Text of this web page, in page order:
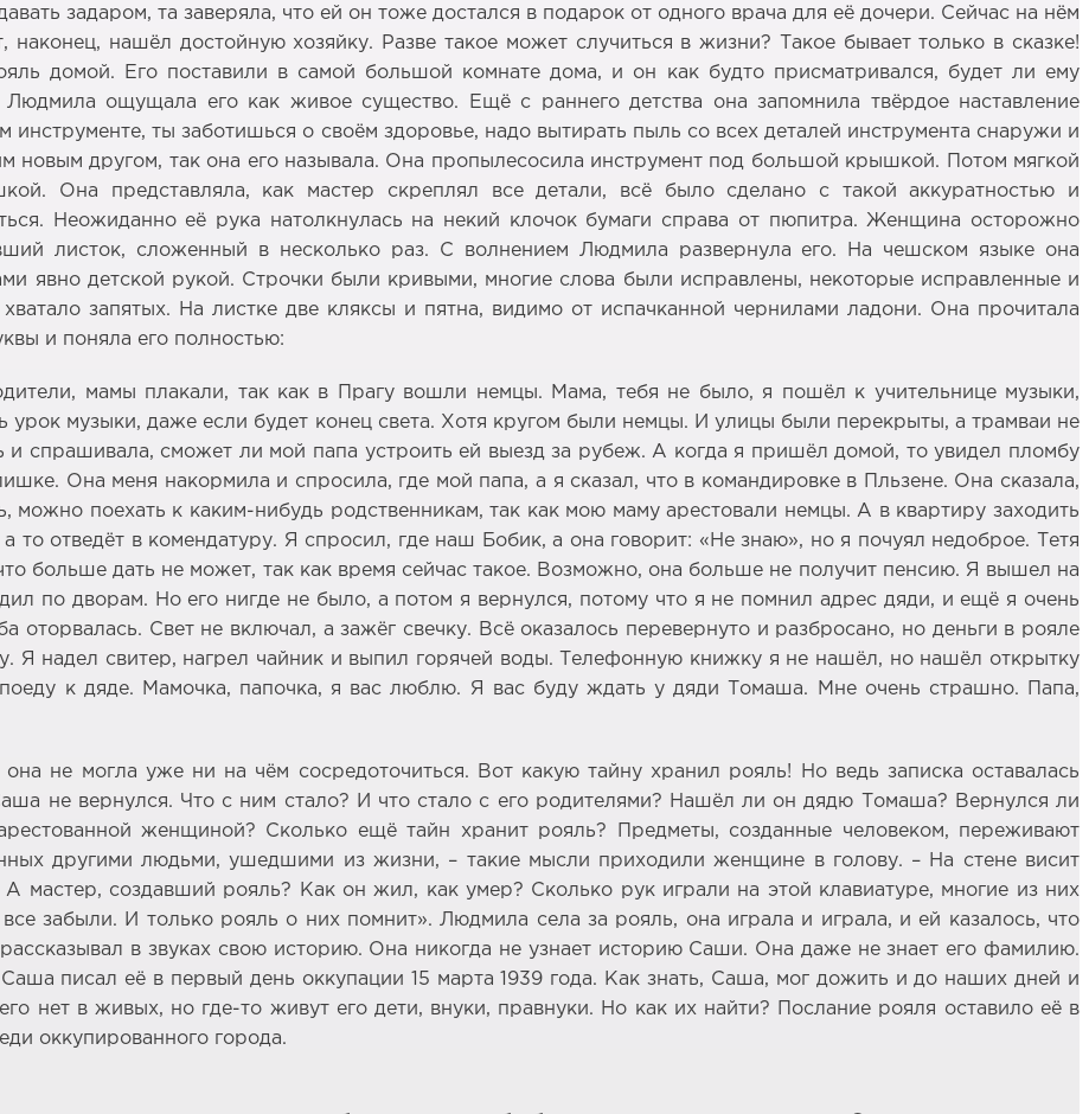
задаром, та заверяла, что ей он тоже достался в подарок от одного врача для её дочери. Сейчас на нём
наконец, нашёл достойную хозяйку. Разве такое может случиться в жизни? Такое бывает только в сказке!
домой. Его поставили в самой большой комнате дома, и он как будто присматривался, будет ли ему
ощущала его как живое существо. Ещё с раннего детства она запомнила твёрдое наставление
инструменте, ты заботишься о своём здоровье, надо вытирать пыль со всех деталей инструмента снаружи и
новым другом, так она его называла. Она пропылесосила инструмент под большой крышкой. Потом мягкой
Она представляла, как мастер скреплял все детали, всё было сделано с такой аккуратностью и
Неожиданно её рука натолкнулась на некий клочок бумаги справа от пюпитра. Женщина осторожно
листок, сложенный в несколько раз. С волнением Людмила развернула его. На чешском языке она
явно детской рукой. Строчки были кривыми, многие слова были исправлены, некоторые исправленные и
запятых. На листке две кляксы и пятна, видимо от испачканной чернилами ладони. Она прочитала
и поняла его полностью:
мамы плакали, так как в Прагу вошли немцы. Мама, тебя не было, я пошёл к учительнице музыки,
урок музыки, даже если будет конец света. Хотя кругом были немцы. И улицы были перекрыты, а трамваи не
спрашивала, сможет ли мой папа устроить ей выезд за рубеж. А когда я пришёл домой, то увидел пломбу
Она меня накормила и спросила, где мой папа, а я сказал, что в командировке в Пльзене. Она сказала,
можно поехать к каким-нибудь родственникам, так как мою маму арестовали немцы. А в квартиру заходить
то отведёт в комендатуру. Я спросил, где наш Бобик, а она говорит: «Не знаю», но я почуял недоброе. Тетя
больше дать не может, так как время сейчас такое. Возможно, она больше не получит пенсию. Я вышел на
по дворам. Но его нигде не было, а потом я вернулся, потому что я не помнил адрес дяди, и ещё я очень
Свет не включал, а зажёг свечку. Всё оказалось перевернуто и разбросано, но деньги в рояле
Я надел свитер, нагрел чайник и выпил горячей воды. Телефонную книжку я не нашёл, но нашёл открытку
к дяде. Мамочка, папочка, я вас люблю. Я вас буду ждать у дяди Томаша. Мне очень страшно. Папа,
не могла уже ни на чём сосредоточиться. Вот какую тайну хранил рояль! Но ведь записка оставалась
не вернулся. Что с ним стало? И что стало с его родителями? Нашёл ли он дядю Томаша? Вернулся ли
женщиной? Сколько ещё тайн хранит рояль? Предметы, созданные человеком, переживают
другими людьми, ушедшими из жизни, – такие мысли приходили женщине в голову. – На стене висит
мастер, создавший рояль? Как он жил, как умер? Сколько рук играли на этой клавиатуре, многие из них
забыли. И только рояль о них помнит». Людмила села за рояль, она играла и играла, и ей казалось, что
в звуках свою историю. Она никогда не узнает историю Саши. Она даже не знает его фамилию.
писал её в первый день оккупации 15 марта 1939 года. Как знать, Саша, мог дожить и до наших дней и
нет в живых, но где-то живут его дети, внуки, правнуки. Но как их найти? Послание рояля оставило её в
оккупированного города.